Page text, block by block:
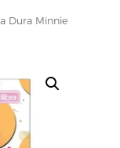
Dura Minnie